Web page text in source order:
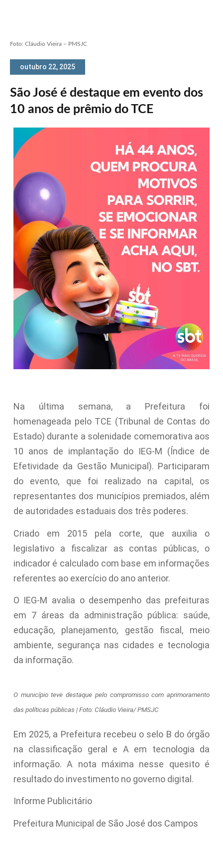
Foto: Cláudio Vieira – PMSJC
outubro 22, 2025
São José é destaque em evento dos
10 anos de prêmio do TCE
Na última semana, a Prefeitura foi
homenageada pelo TCE (Tribunal de Contas do
Estado) durante a solenidade comemorativa aos
10 anos de implantação do IEG-M (Índice de
Efetividade da Gestão Municipal). Participaram
do evento, que foi realizado na capital, os
representantes dos municípios premiados, além
de autoridades estaduais dos três poderes.
Criado em 2015 pela corte, que auxilia o
legislativo a fiscalizar as contas públicas, o
indicador é calculado com base em informações
referentes ao exercício do ano anterior.
O IEG-M avalia o desempenho das prefeituras
em 7 áreas da administração pública: saúde,
educação, planejamento, gestão fiscal, meio
ambiente, segurança nas cidades e tecnologia
da informação.
O município teve destaque pelo compromisso com aprimoramento
das políticas públicas | Foto: Cláudio Vieira/ PMSJC
Em 2025, a Prefeitura recebeu o selo B do órgão
na classificação geral e A em tecnologia da
informação. A nota máxima nesse quesito é
resultado do investimento no governo digital.
Informe Publicitário
Prefeitura Municipal de São José dos Campos